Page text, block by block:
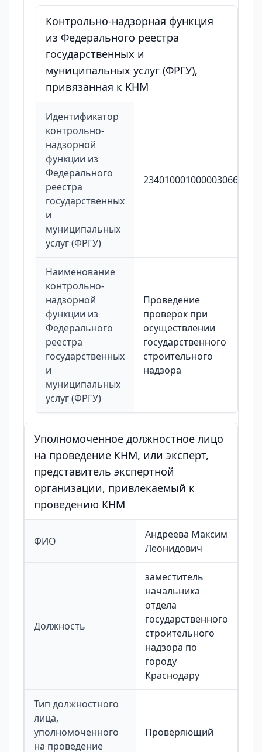
Контрольно-надзорная функция
из Федерального реестра
государственных и
муниципальных услуг (ФРГУ),
привязанная к КНМ
Идентификатор
контрольно-
надзорной
функции из
Федерального
реестра
государственных
и
муниципальных
услуг (ФРГУ)
2340100010000030667
Наименование
контрольно-
надзорной
функции из
Федерального
реестра
государственных
и
муниципальных
услуг (ФРГУ)
Проведение
проверок при
осуществлении
государственного
строительного
надзора
Уполномоченное должностное лицо
на проведение КНМ, или эксперт,
представитель экспертной
организации, привлекаемый к
проведению КНМ
ФИО
Андреева Максим
Леонидович
Должность
заместитель
начальника
отдела
государственного
строительного
надзора по
городу
Краснодару
Тип должностного
лица,
уполномоченного
на проведение
Проверяющий